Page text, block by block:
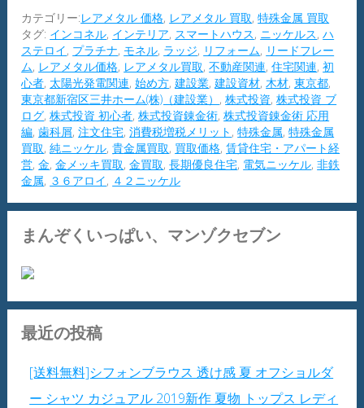
カテゴリー:レアメタル 価格, レアメタル 買取,特殊金属 買取
タグ: インコネル, インテリア, スマートハウス, ニッケルス,ハ
ステロイ, プラチナ, モネル, ラッジ, リフォーム, リードフレー
ム, レアメタル価格, レアメタル買取,不動産関連,住宅関連,初
心者, 太陽光発電関連,始め方,建設業,建設資材,木材,東京都,
東京都新宿区三井ホーム(株)（建設業） ,株式投資,株式投資 ブ
ログ,株式投資 初心者,株式投資錬金術,株式投資錬金術 応用
編,歯科屑,注文住宅,消費税増税メリット ,特殊金属,特殊金属
買取,純ニッケル,貴金属買取, 買取価格,賃貸住宅・アパート経
営,金,金メッキ買取,金買取,長期優良住宅, 電気ニッケル,非鉄
金属, ３６アロイ, ４２ニッケル
まんぞくいっぱい、マンゾクセブン
最近の投稿
[送料無料]シフォンブラウス 透け感 夏 オフショルダ
ー シャツ カジュアル 2019新作 夏物 トップス レディ